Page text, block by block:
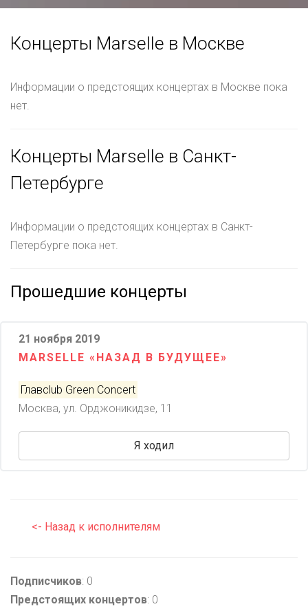
Концерты Marselle в Москве
Информации о предстоящих концертах в Москве пока
нет.
Концерты Marselle в Санкт-
Петербурге
Информации о предстоящих концертах в Санкт-
Петербурге пока нет.
Прошедшие концерты
21 ноября 2019
MARSELLE «НАЗАД В БУДУЩЕЕ»
Главclub Green Concert
Москва, ул. Орджоникидзе, 11
Я ходил
<- Назад к исполнителям
Подписчиков: 0
Предстоящих концертов: 0